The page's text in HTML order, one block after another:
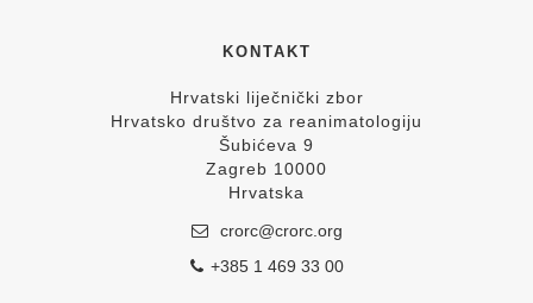
KONTAKT
Hrvatski liječnički zbor
Hrvatsko društvo za reanimatologiju
Šubićeva 9
Zagreb 10000
Hrvatska
crorc@crorc.org
+385 1 469 33 00